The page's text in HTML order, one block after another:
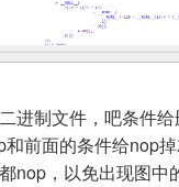
进制文件，吧条件
前面的条件给nop
nop，以免出现图中